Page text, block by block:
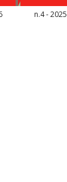
n.4 - 2025